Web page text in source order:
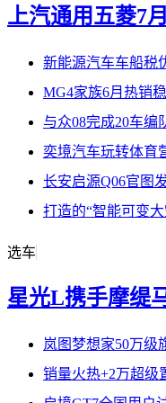
上汽通用五菱7
新能源汽车车船税
MG4家族6月热销
与众08完成20车编
奕境汽车玩转体育
长安启源Q06官图
打造的“智能可变
选车
星光L携手摩缇
岚图梦想家50万级
销量火热+2万超级